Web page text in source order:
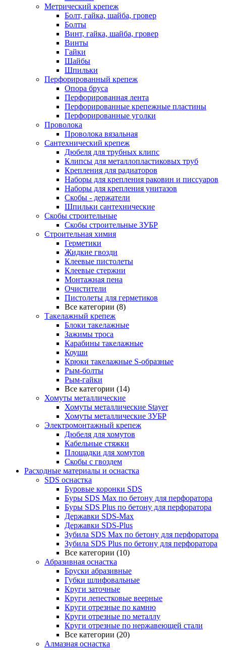
Метрический крепеж
Болт, гайка, шайба, гровер
Болты
Винт, гайка, шайба, гровер
Винты
Гайки
Шайбы
Шпильки
Перфорированный крепеж
Опора бруса
Перфорированная лента
Перфорированные крепежные пластины
Перфорированные уголки
Проволока
Проволока вязальная
Сантехнический крепеж
Дюбеля для трубных клипс
Клипсы для металлопластиковых труб
Крепления для радиаторов
Наборы для крепления раковин и писсуаров
Наборы для крепления унитазов
Скобы - держатели
Шпильки сантехнические
Скобы строительные
Скобы строительные ЗУБР
Строительная химия
Герметики
Жидкие гвозди
Клеевые пистолеты
Клеевые стержни
Монтажная пена
Очистители
Пистолеты для герметиков
Все категории (8)
Такелажный крепеж
Блоки такелажные
Зажимы троса
Карабины такелажные
Коуши
Крюки такелажные S-образные
Рым-болты
Рым-гайки
Все категории (14)
Хомуты металлические
Хомуты металлические Stayer
Хомуты металлические ЗУБР
Электромонтажный крепеж
Дюбеля для хомутов
Кабельные стяжки
Площадки для хомутов
Скобы с гвоздем
Расходные материалы и оснастка
SDS оснастка
Буровые коронки SDS
Буры SDS Max по бетону для перфоратора
Буры SDS Plus по бетону для перфоратора
Державки SDS-Max
Державки SDS-Plus
Зубила SDS Mах по бетону для перфоратора
Зубила SDS Plus по бетону для перфоратора
Все категории (10)
Абразивная оснастка
Бруски абразивные
Губки шлифовальные
Круги заточные
Круги лепестковые веерные
Круги отрезные по камню
Круги отрезные по металлу
Круги отрезные по нержавеющей стали
Все категории (20)
Алмазная оснастка